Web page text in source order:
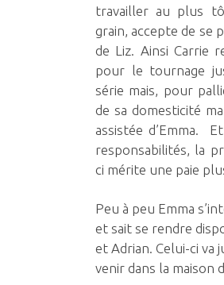
travailler au plus
grain, accepte de se
de Liz. Ainsi Carrie
pour le tournage
série mais, pour
de sa domesticité
assistée d’Emma.
responsabilités, la
ci mérite une paie
Peu à peu Emma
et sait se rendre
et Adrian. Celui-ci va
venir dans la maison